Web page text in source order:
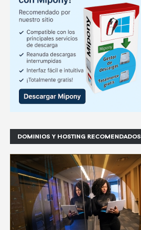
DOMINIOS Y HOSTING RECOMENDADOS